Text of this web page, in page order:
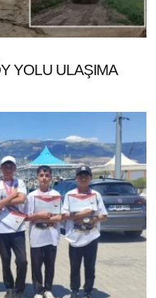
YOLU ULAŞIMA